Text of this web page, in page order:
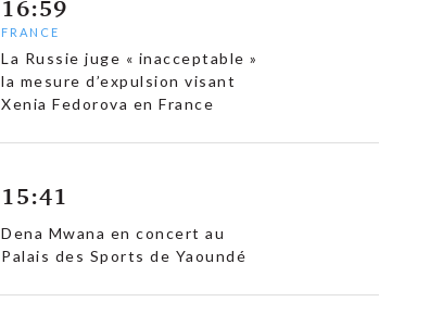
16:59
FRANCE
La Russie juge « inacceptable »
la mesure d’expulsion visant
Xenia Fedorova en France
15:41
Dena Mwana en concert au
Palais des Sports de Yaoundé